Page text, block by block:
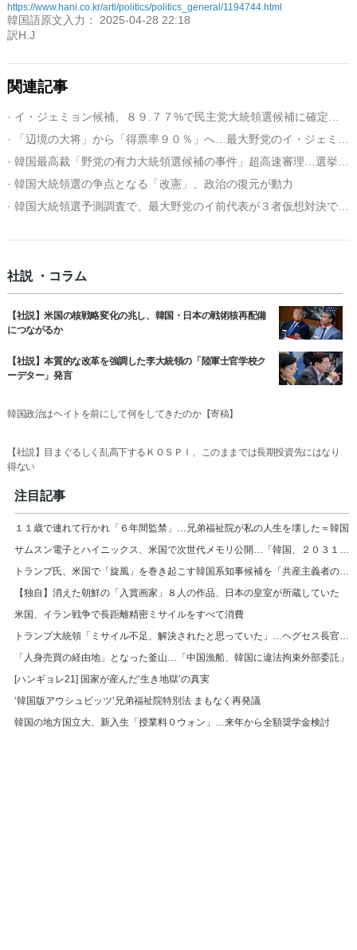
https://www.hani.co.kr/arti/politics/politics_general/1194744.html
韓国語原文入力： 2025-04-28 22:18
訳H.J
関連記事
· 韓国大統領選の争点となる「改憲」、政治の復元が動力
· 韓国大統領選予測調査で、最大野党のイ前代表が３者仮想対決で支持率５０％に迫る
社説 ・コラム
【社説】米国の核戦略変化の兆し、韓国・日本の戦術核再配備
につながるか
【社説】本質的な改革を強調した李大統領の「陸軍士官学校ク
ーデター」発言
韓国政治はヘイトを前にして何をしてきたのか【寄稿】
【社説】目まぐるしく乱高下するＫＯＳＰＩ、このままでは長期投資先にはなり
得ない
注目記事
１１歳で連れて行かれ「６年間監禁」…兄弟福祉院が私の人生を壊した＝韓国
サムスン電子とハイニックス、米国で次世代メモリ公開…「韓国、２０３１年まで首位」
トランプ氏、米国で「旋風」を巻き起こす韓国系知事候補を「共産主義者の狂人」と非難
【独自】消えた朝鮮の「入賞画家」８人の作品、日本の皇室が所蔵していた
米国、イラン戦争で長距離精密ミサイルをすべて消費
トランプ大統領「ミサイル不足、解決されたと思っていた」…ヘグセス長官を厳しく叱責
「人身売買の経由地」となった釜山…「中国漁船、韓国に違法拘束外部委託」
[ハンギョレ21] 国家が産んだ‘生き地獄’の真実
‘韓国版アウシュビッツ’兄弟福祉院特別法 まもなく再発議
韓国の地方国立大、新入生「授業料０ウォン」…来年から全額奨学金検討